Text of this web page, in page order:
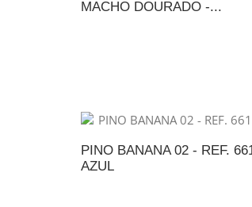
MACHO DOURADO -...
PINO BANANA 02 - REF.
AZUL